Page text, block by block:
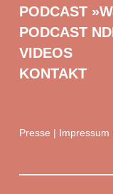
PODCAST
PODCAST
VIDEOS
KONTAKT
Presse Impressum